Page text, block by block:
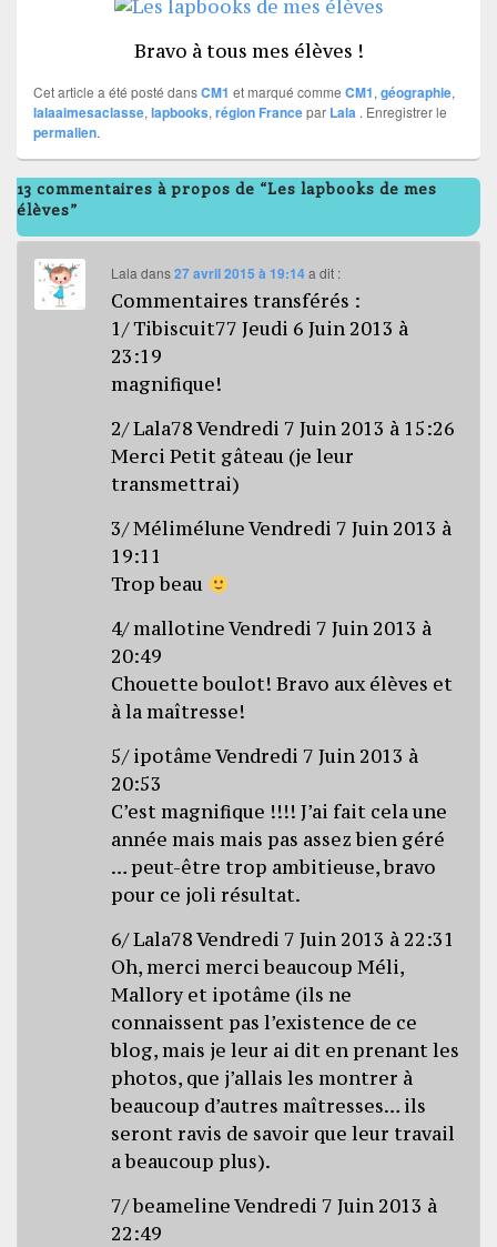
Bravo à tous mes élèves !
Cet article a été posté dansCM1 et marqué comme CM1, géographie,
lalaaimesaclasse, lapbooks, région Francepar Lala . Enregistrer le
permalien.
13 commentaires à propos de “Les lapbooks de mes
élèves”
Lala dans27 avril 2015 à 19:14 a dit :
Commentaires transférés :
1/ Tibiscuit77 Jeudi 6 Juin 2013 à
23:19
magnifique!
2/ Lala78 Vendredi 7 Juin 2013 à 15:26
Merci Petit gâteau (je leur
transmettrai)
3/ Mélimélune Vendredi 7 Juin 2013 à
19:11
Trop beau
4/ mallotine Vendredi 7 Juin 2013 à
20:49
Chouette boulot! Bravo aux élèves et
à la maîtresse!
5/ ipotâme Vendredi 7 Juin 2013 à
20:53
C’est magnifique !!!! J’ai fait cela une
année mais mais pas assez bien géré
… peut-être trop ambitieuse, bravo
pour ce joli résultat.
6/ Lala78 Vendredi 7 Juin 2013 à 22:31
Oh, merci merci beaucoup Méli,
Mallory et ipotâme (ils ne
connaissent pas l’existence de ce
blog, mais je leur ai dit en prenant les
photos, que j’allais les montrer à
beaucoup d’autres maîtresses… ils
seront ravis de savoir que leur travail
a beaucoup plus).
7/ beameline Vendredi 7 Juin 2013 à
22:49